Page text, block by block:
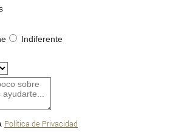
Indiferente
Política de Privacidad